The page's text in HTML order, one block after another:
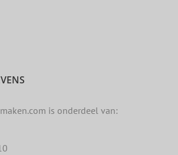
is onderdeel van: